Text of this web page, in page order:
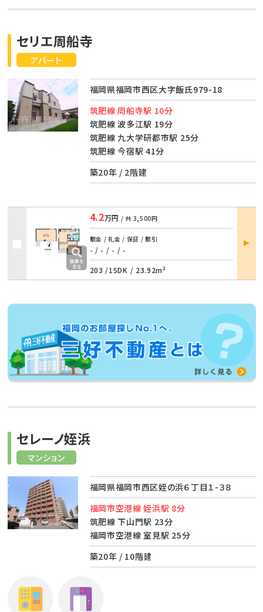
アパート
セリエ周船寺
福岡県福岡市西区大字飯氏979-18
筑肥線 周船寺駅 10分
筑肥線 波多江駅 19分
筑肥線 九大学研都市駅 25分
筑肥線 今宿駅 41分
築20年 / 2階建
4.2万円 / 共 3,500円
敷金 / 礼金 / 保証 / 敷引
- / - / - / -
203 /1SDK / 23.92m²
部屋
詳細
マンション
セレーノ姪浜
福岡県福岡市西区姪の浜６丁目１-３８
福岡市空港線 姪浜駅 8分
筑肥線 下山門駅 23分
福岡市空港線 室見駅 25分
築20年 / 10階建